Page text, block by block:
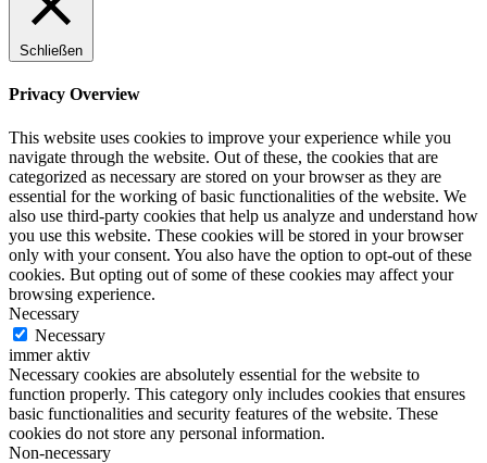
Schließen
Privacy Overview
This website uses cookies to improve your experience while you
navigate through the website. Out of these, the cookies that are
categorized as necessary are stored on your browser as they are
essential for the working of basic functionalities of the website. We
also use third-party cookies that help us analyze and understand how
you use this website. These cookies will be stored in your browser
only with your consent. You also have the option to opt-out of these
cookies. But opting out of some of these cookies may affect your
browsing experience.
Necessary
Necessary
immer aktiv
Necessary cookies are absolutely essential for the website to
function properly. This category only includes cookies that ensures
basic functionalities and security features of the website. These
cookies do not store any personal information.
Non-necessary